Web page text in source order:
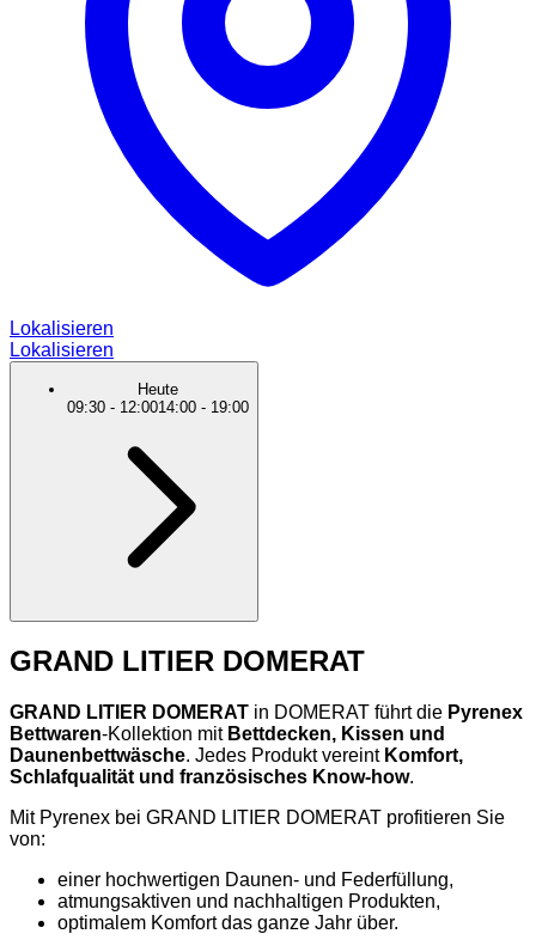
Lokalisieren
Lokalisieren
Heute
09:30 - 12:0014:00 - 19:00
GRAND LITIER DOMERAT
GRAND LITIER DOMERAT in DOMERAT führt die Pyrenex
Bettwaren-Kollektion mit Bettdecken, Kissen und
Daunenbettwäsche. Jedes Produkt vereint Komfort,
Schlafqualität und französisches Know-how.
Mit Pyrenex bei GRAND LITIER DOMERAT profitieren Sie
von:
einer hochwertigen Daunen- und Federfüllung,
atmungsaktiven und nachhaltigen Produkten,
optimalem Komfort das ganze Jahr über.